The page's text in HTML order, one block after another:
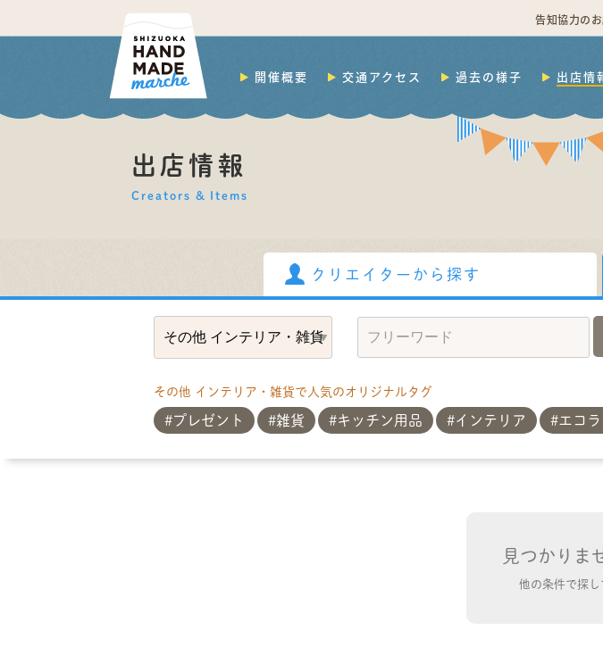
告知協力の
開催概要 交通アクセス 過去の様子 出店情
出店情報
Creators & Items
クリエイターから探す
その他 インテリア・雑貨で人気のオリジナルタグ
プレゼント 雑貨 キッチン用品 インテリア エコ
見つかりま
他の条件で探し